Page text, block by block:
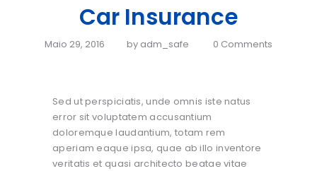
Serviços Especiais
Contato
Car Insurance
Maio 29, 2016 by adm_safe 0 Comments
Sed ut perspiciatis, unde omnis iste natus
error sit voluptatem accusantium
doloremque laudantium, totam rem
aperiam eaque ipsa, quae ab illo inventore
veritatis et quasi architecto beatae vitae